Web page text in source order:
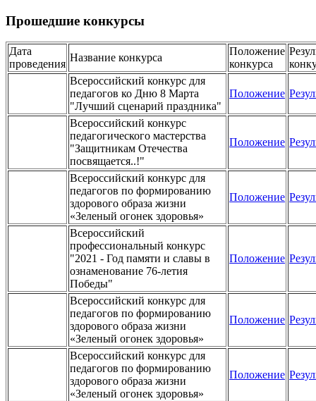
Прошедшие конкурсы
Дата
проведения
Название конкурса
Положение
конкурса
Всероссийский конкурс для
педагогов ко Дню 8 Марта
"Лучший сценарий праздника"
Положение
Всероссийский конкурс
педагогического мастерства
"Защитникам Отечества
посвящается..!"
Положение
Всероссийский конкурс для
педагогов по формированию
здорового образа жизни
«Зеленый огонек здоровья»
Положение
Всероссийский
профессиональный конкурс
"2021 - Год памяти и славы в
ознаменование 76-летия
Победы"
Положение
Всероссийский конкурс для
педагогов по формированию
здорового образа жизни
«Зеленый огонек здоровья»
Положение
Всероссийский конкурс для
педагогов по формированию
здорового образа жизни
«Зеленый огонек здоровья»
Положение